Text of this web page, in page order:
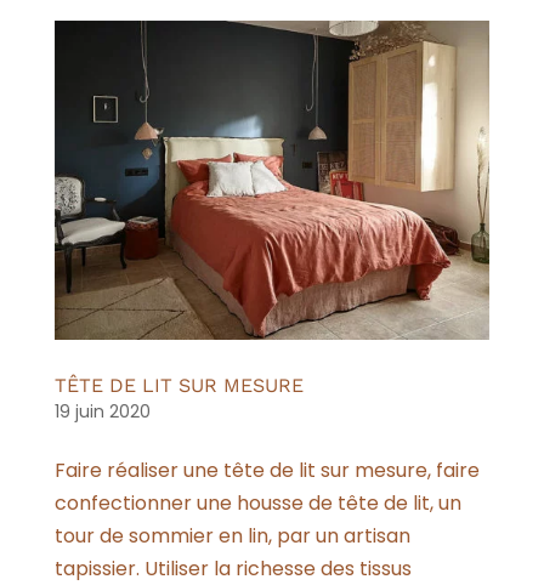
TÊTE DE LIT SUR MESURE
19 juin 2020
Faire réaliser une tête de lit sur mesure, faire
confectionner une housse de tête de lit, un
tour de sommier en lin, par un artisan
tapissier. Utiliser la richesse des tissus